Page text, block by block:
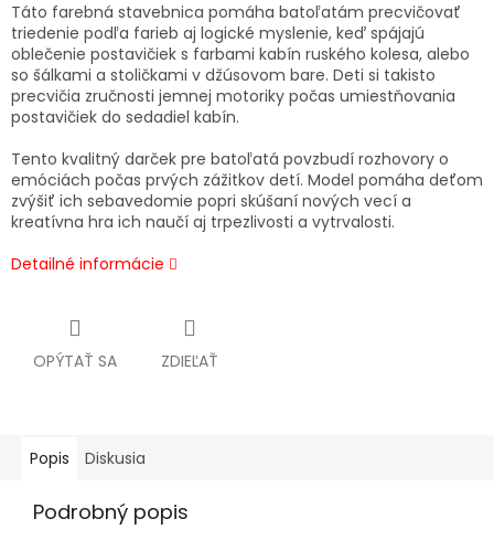
Táto farebná stavebnica pomáha batoľatám precvičovať
triedenie podľa farieb aj logické myslenie, keď spájajú
oblečenie postavičiek s farbami kabín ruského kolesa, alebo
so šálkami a stoličkami v džúsovom bare. Deti si takisto
precvičia zručnosti jemnej motoriky počas umiestňovania
postavičiek do sedadiel kabín.
Tento kvalitný darček pre batoľatá povzbudí rozhovory o
emóciách počas prvých zážitkov detí. Model pomáha deťom
zvýšiť ich sebavedomie popri skúšaní nových vecí a
kreatívna hra ich naučí aj trpezlivosti a vytrvalosti.
Detailné informácie
OPÝTAŤ SA ZDIEĽAŤ
Popis Diskusia
Podrobný popis